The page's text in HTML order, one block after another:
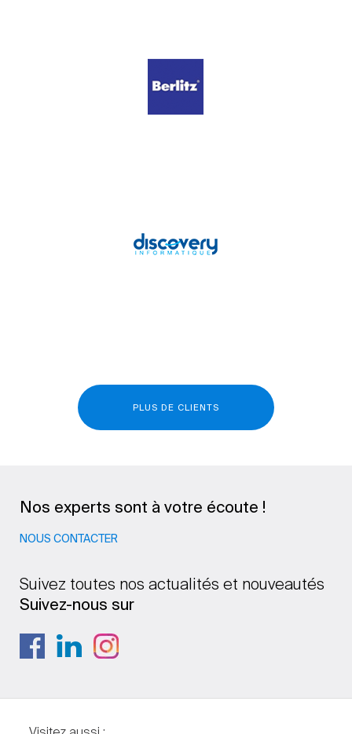
PLUS DE CLIENTS
Nos experts sont à votre écoute !
NOUS CONTACTER
Suivez toutes nos actualités et nouveautés
Suivez-nous sur